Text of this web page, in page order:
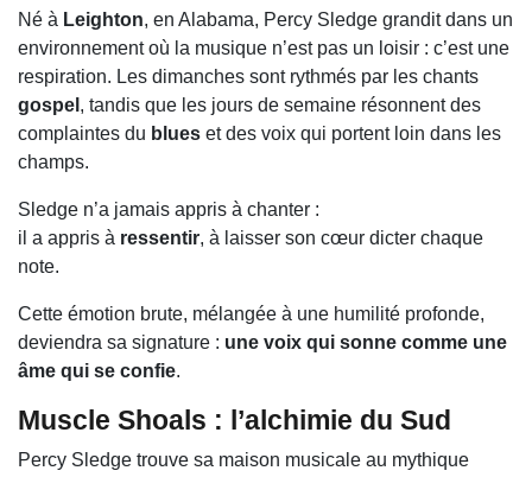
Né à Leighton, en Alabama, Percy Sledge grandit dans un
environnement où la musique n’est pas un loisir : c’est une
respiration. Les dimanches sont rythmés par les chants
gospel , tandis que les jours de semaine résonnent des
complaintes du blues et des voix qui portent loin dans les
champs.
Sledge n’a jamais appris à chanter :
il a appris à ressentir, à laisser son cœur dicter chaque
note.
Cette émotion brute, mélangée à une humilité profonde,
deviendra sa signature : une voix qui sonne comme une
âme qui se confie.
Muscle Shoals : l’alchimie du Sud
Percy Sledge trouve sa maison musicale au mythique